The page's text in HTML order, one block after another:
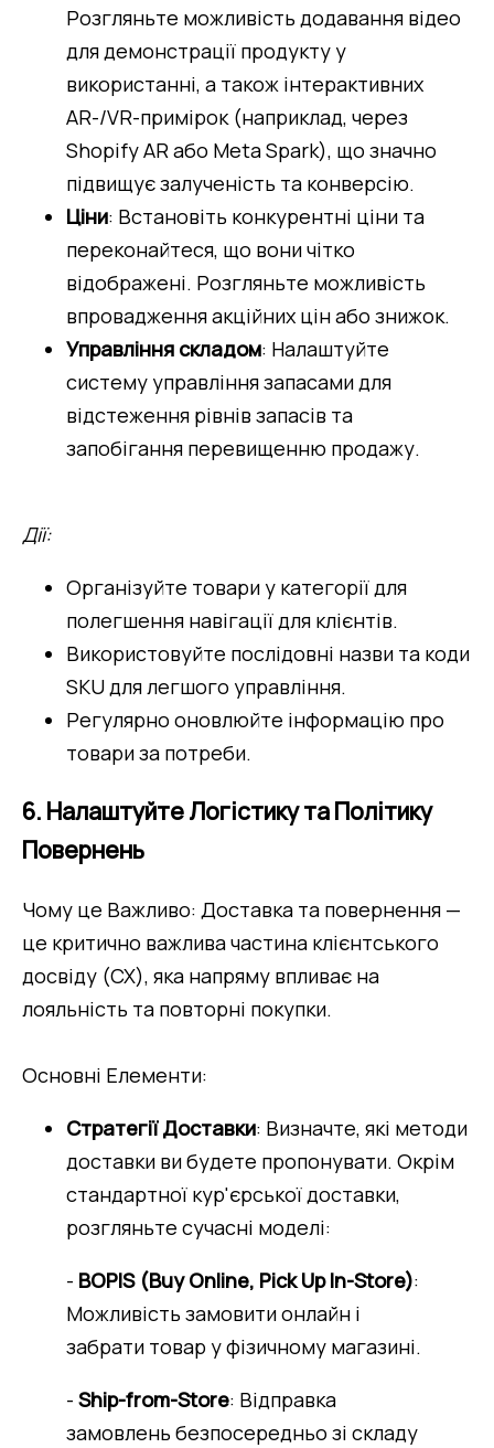
Розгляньте можливість додавання відео
для демонстрації продукту у
використанні, а також інтерактивних
AR-/VR-примірок (наприклад, через
Shopify AR або Meta Spark), що значно
підвищує залученість та конверсію.
Ціни: Встановіть конкурентні ціни та
переконайтеся, що вони чітко
відображені. Розгляньте можливість
впровадження акційних цін або знижок.
Управління складом: Налаштуйте
систему управління запасами для
відстеження рівнів запасів та
запобігання перевищенню продажу.
Дії:
Організуйте товари у категорії для
полегшення навігації для клієнтів.
Використовуйте послідовні назви та коди
SKU для легшого управління.
Регулярно оновлюйте інформацію про
товари за потреби.
6. Налаштуйте Логістику та Політику
Повернень
Чому це Важливо: Доставка та повернення —
це критично важлива частина клієнтського
досвіду (CX), яка напряму впливає на
лояльність та повторні покупки.
Основні Елементи:
Стратегії Доставки: Визначте, які методи
доставки ви будете пропонувати. Окрім
стандартної кур'єрської доставки,
розгляньте сучасні моделі:
- BOPIS (Buy Online, Pick Up In-Store):
Можливість замовити онлайн і
забрати товар у фізичному магазині.
- Ship-from-Store: Відправка
замовлень безпосередньо зі складу